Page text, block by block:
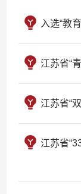
入选“教
江苏省“
江苏省“
江苏省